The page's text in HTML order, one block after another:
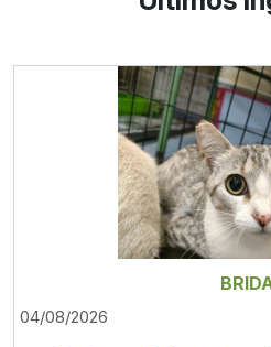
04/08/2026